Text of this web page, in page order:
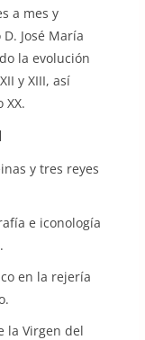
a mes y
José María
la evolución
y XIII, así
y tres reyes
e iconología
en la rejería
la Virgen del